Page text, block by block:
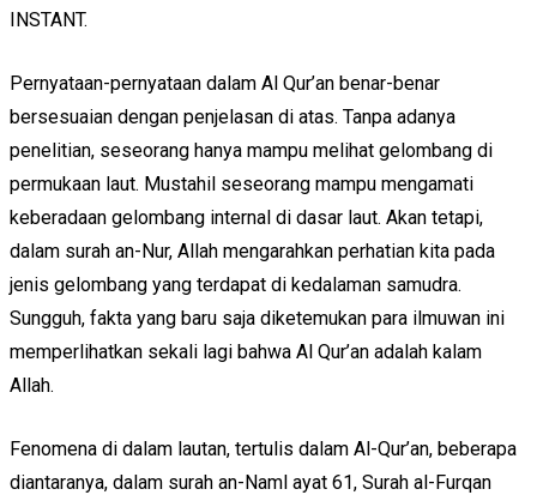
INSTANT.
Pernyataan-pernyataan dalam Al Qur’an benar-benar
bersesuaian dengan penjelasan di atas. Tanpa adanya
penelitian, seseorang hanya mampu melihat gelombang di
permukaan laut. Mustahil seseorang mampu mengamati
keberadaan gelombang internal di dasar laut. Akan tetapi,
dalam surah an-Nur, Allah mengarahkan perhatian kita pada
jenis gelombang yang terdapat di kedalaman samudra.
Sungguh, fakta yang baru saja diketemukan para ilmuwan ini
memperlihatkan sekali lagi bahwa Al Qur’an adalah kalam
Allah.
Fenomena di dalam lautan, tertulis dalam Al-Qur’an, beberapa
diantaranya, dalam surah an-Naml ayat 61, Surah al-Furqan